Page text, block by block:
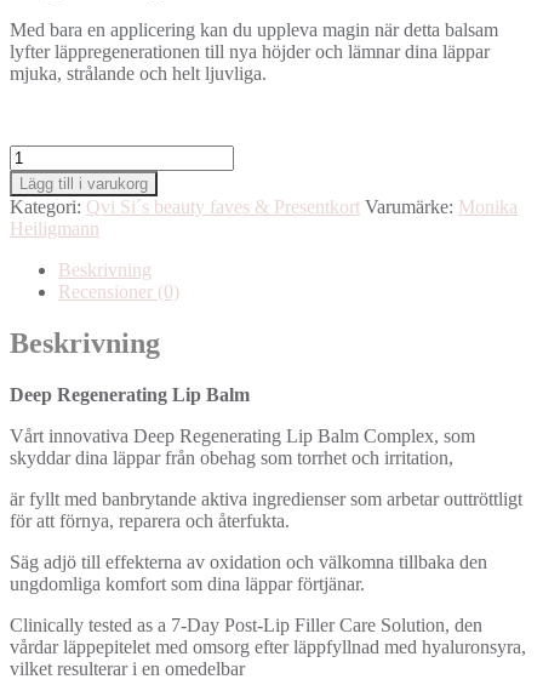
Med bara en applicering kan du uppleva magin när detta balsam
lyfter läppregenerationen till nya höjderoch lämnar dina läppar
mjuka, strålande och helt ljuvliga.
Monika
Heiligmann
Deep
Regenerating
Lip
Balm
mängd
Lägg till i varukorg
Kategori: Qvi Si´s beauty faves & Presentkort Varumärke: Monika
Heiligmann
Beskrivning
Recensioner (0)
Beskrivning
Deep Regenerating Lip Balm
Vårt innovativa Deep Regenerating Lip Balm Complex, som
skyddar dina läppar från obehag som torrhet och irritation,
är fyllt med banbrytande aktiva ingredienser som arbetar outtröttligt
för att förnya, reparera och återfukta.
Säg adjö till effekterna av oxidation och välkomna tillbaka den
ungdomliga komfort som dina läppar förtjänar.
Clinically tested as a 7-Day Post-Lip Filler Care Solution, den
vårdar läppepitelet med omsorg efter läppfyllnad med hyaluronsyra,
vilket resulterar i en omedelbar